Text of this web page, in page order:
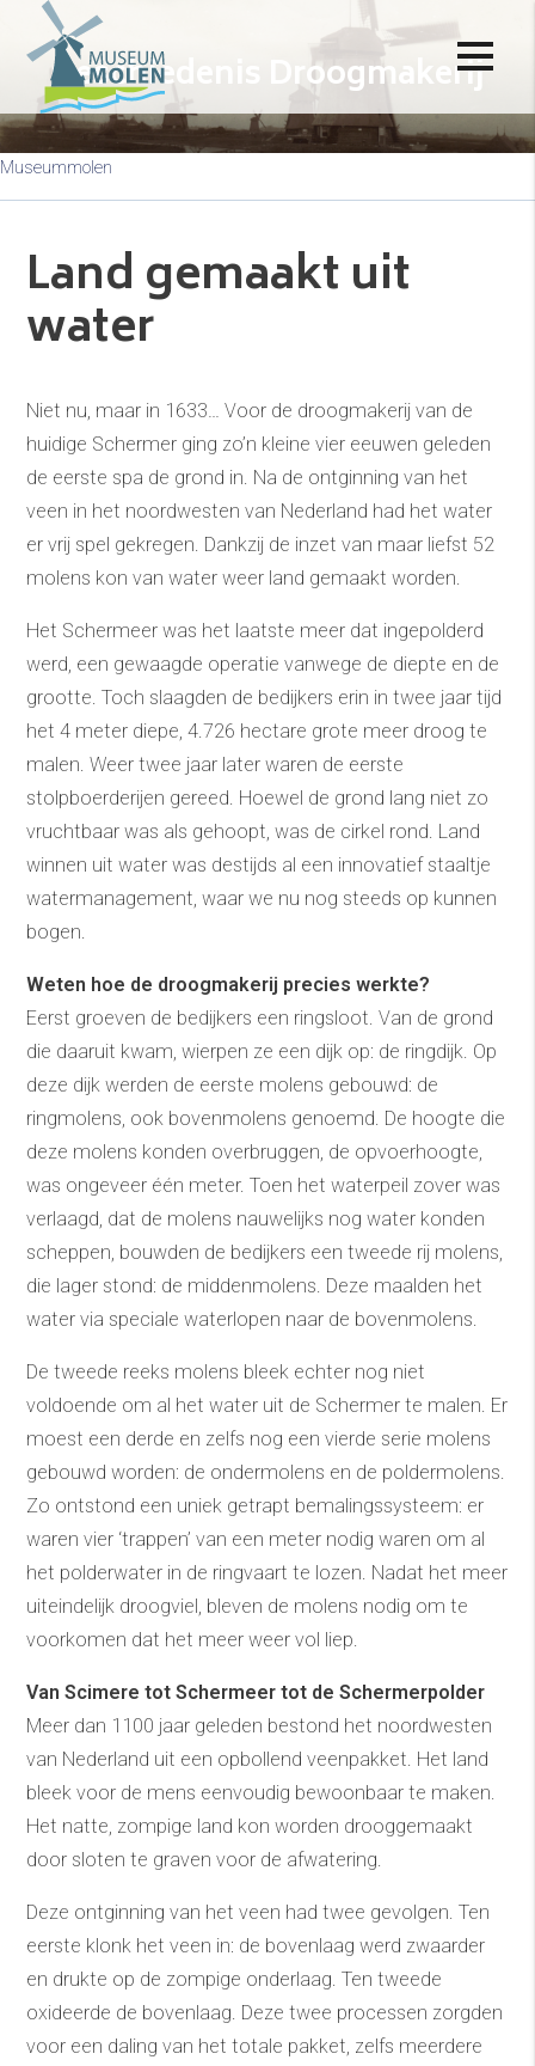
Geschiedenis Droogmakerij
Museummolen
Land gemaakt uit
water
Niet nu, maar in 1633… Voor de droogmakerij van de
huidige Schermer ging zo’n kleine vier eeuwen geleden
de eerste spa de grond in. Na de ontginning van het
veen in het noordwesten van Nederland had het water
er vrij spel gekregen. Dankzij de inzet van maar liefst 52
molens kon van water weer land gemaakt worden.
Het Schermeer was het laatste meer dat ingepolderd
werd, een gewaagde operatie vanwege de diepte en de
grootte. Toch slaagden de bedijkers erin in twee jaar tijd
het 4 meter diepe, 4.726 hectare grote meer droog te
malen. Weer twee jaar later waren de eerste
stolpboerderijen gereed. Hoewel de grond lang niet zo
vruchtbaar was als gehoopt, was de cirkel rond. Land
winnen uit water was destijds al een innovatief staaltje
watermanagement, waar we nu nog steeds op kunnen
bogen.
Weten hoe de droogmakerij precies werkte?
Eerst groeven de bedijkers een ringsloot. Van de grond
die daaruit kwam, wierpen ze een dijk op: de ringdijk. Op
deze dijk werden de eerste molens gebouwd: de
ringmolens, ook bovenmolens genoemd. De hoogte die
deze molens konden overbruggen, de opvoerhoogte,
was ongeveer één meter. Toen het waterpeil zover was
verlaagd, dat de molens nauwelijks nog water konden
scheppen, bouwden de bedijkers een tweede rij molens,
die lager stond: de middenmolens. Deze maalden het
water via speciale waterlopen naar de bovenmolens.
De tweede reeks molens bleek echter nog niet
voldoende om al het water uit de Schermer te malen. Er
moest een derde en zelfs nog een vierde serie molens
gebouwd worden: de ondermolens en de poldermolens.
Zo ontstond een uniek getrapt bemalingssysteem: er
waren vier ‘trappen’ van een meter nodig waren om al
het polderwater in de ringvaart te lozen. Nadat het meer
uiteindelijk droogviel, bleven de molens nodig om te
voorkomen dat het meer weer vol liep.
Van Scimere tot Schermeer tot de Schermerpolder
Meer dan 1100 jaar geleden bestond het noordwesten
van Nederland uit een opbollend veenpakket. Het land
bleek voor de mens eenvoudig bewoonbaar te maken.
Het natte, zompige land kon worden drooggemaakt
door sloten te graven voor de afwatering.
Deze ontginning van het veen had twee gevolgen. Ten
eerste klonk het veen in: de bovenlaag werd zwaarder
en drukte op de zompige onderlaag. Ten tweede
oxideerde de bovenlaag. Deze twee processen zorgden
voor een daling van het totale pakket, zelfs meerdere